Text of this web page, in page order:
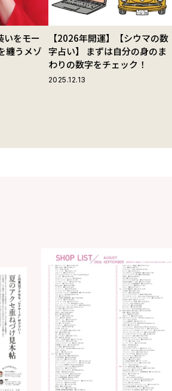
いをモー
纏うメゾ
【2026年開運】【シウマの数
字占い】 まずは自分の身のま
わりの数字をチェック！
2025.12.13